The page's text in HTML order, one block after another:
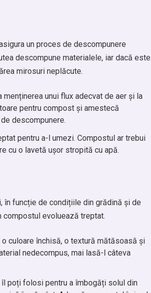
un proces de descompunere
descompune materialele, iar dacă este
mirosuri neplăcute.
unui flux adecvat de aer și la
pentru compost și amestecă
descompunere.
pentru a-l umezi. Compostul ar trebui
cu o lavetă ușor stropită cu apă.
în funcție de condițiile din grădină și de
evoluează treptat.
culoare închisă, o textură mătăsoasă și
nedecompus, mai lasă-l câteva
poți folosi pentru a îmbogăți solul din